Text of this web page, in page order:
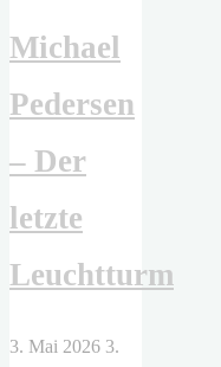
Michael
Pedersen
– Der
letzte
Leuchtturm
3. Mai 2026 3.